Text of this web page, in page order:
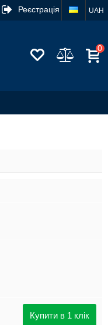
UAH
Реєстрація
0
Купити в 1 клік